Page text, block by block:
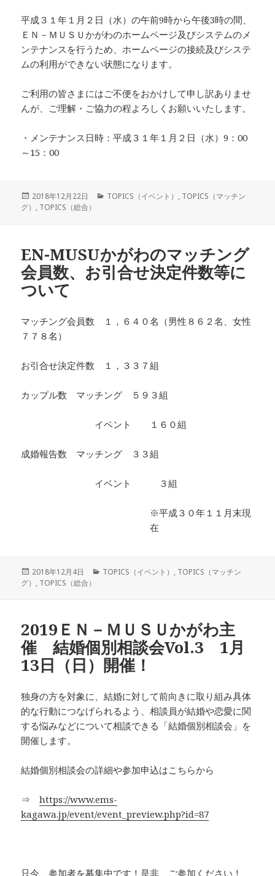
平成３１年１月２日（水）の午前9時から午後3時の間、
ＥＮ－ＭＵＳＵかがわのホームページ及びシステムのメ
ンテナンスを行うため、ホームページの接続及びシステ
ムの利用ができない状態になります。
ご利用の皆さまにはご不便をおかけして申し訳ありませ
んが、ご理解・ご協力の程よろしくお願いいたします。
・メンテナンス日時：平成３１年１月２日（水）9：00
～15：00
投
2018年12月22日
カ
TOPICS（イベント） , TOPICS（マッチン
グ） , TOPICS（総合）
EN-MUSUかがわのマッチング
会員数、お引合せ決定件数等に
ついて
マッチング会員数 １，６４０名（男性８６２名、女性
７７８名）
お引合せ決定件数 １，３３７組
カップル数 マッチング ５９３組
イベント １６０組
成婚報告数 マッチング ３３組
イベント ３組
※平成３０年１１月末現
在
投
2018年12月4日
カ
TOPICS（イベント） , TOPICS（マッチン
グ） , TOPICS（総合）
2019ＥＮ－ＭＵＳＵかがわ主
催 結婚個別相談会Vol.3 1月
13日（日）開催！
独身の方を対象に、結婚に対して前向きに取り組み具体
的な行動につなげられるよう、相談員が結婚や恋愛に関
する悩みなどについて相談できる「結婚個別相談会」を
開催します。
結婚個別相談会の詳細や参加申込はこちらから
⇒https://www.ems-
kagawa.jp/event/event_preview.php?id=87
只今、参加者を募集中です！是非、ご参加ください！